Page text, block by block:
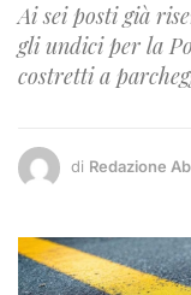
Ai sei posti già
gli undici per la
costretti a
di Redazione